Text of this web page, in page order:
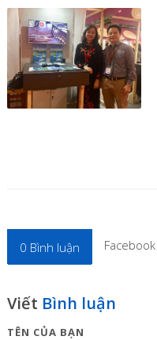
0 Bình luận Facebook
Viết Bình luận
TÊN CỦA BẠN